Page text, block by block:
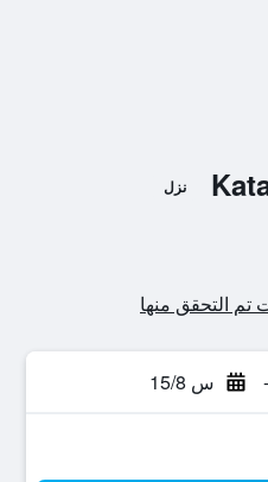
نزل
- س 15/8